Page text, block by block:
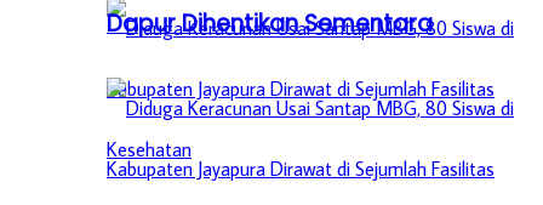
Dapur Dihentikan Sementara